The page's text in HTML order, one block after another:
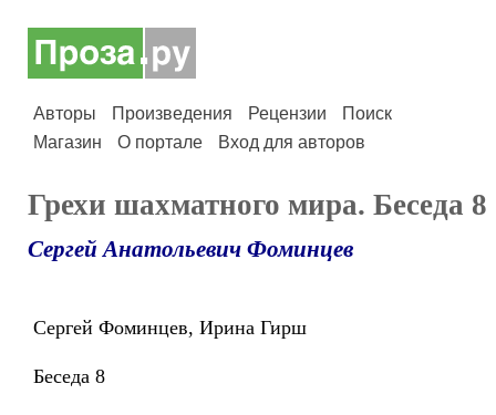
Авторы Произведения Рецензии
Поиск
Магазин
О портале Вход для авторов
Грехи шахматного мира. Беседа 8
Сергей Анатольевич Фоминцев
Сергей Фоминцев, Ирина Гирш
Беседа 8